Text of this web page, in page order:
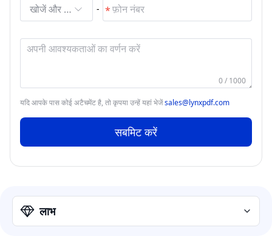
खोजें और चुनें -
0 / 1000
यदि आपके पास कोई अटैचमेंट है, तो कृपया उन्हें यहां भेजेंsales@lynxpdf.com
सबमिट करें
लाभ